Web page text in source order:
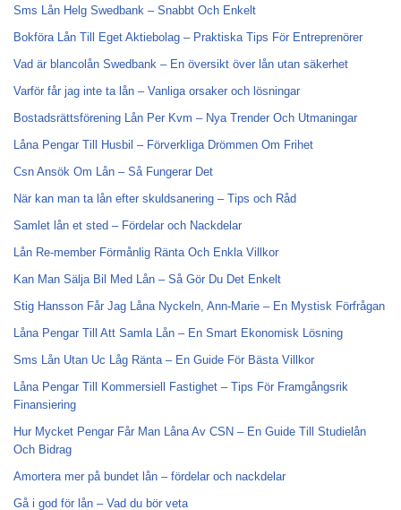
Sms Lån Helg Swedbank – Snabbt Och Enkelt
Bokföra Lån Till Eget Aktiebolag – Praktiska Tips För Entreprenörer
Vad är blancolån Swedbank – En översikt över lån utan säkerhet
Varför får jag inte ta lån – Vanliga orsaker och lösningar
Bostadsrättsförening Lån Per Kvm – Nya Trender Och Utmaningar
Låna Pengar Till Husbil – Förverkliga Drömmen Om Frihet
Csn Ansök Om Lån – Så Fungerar Det
När kan man ta lån efter skuldsanering – Tips och Råd
Samlet lån et sted – Fördelar och Nackdelar
Lån Re-member Förmånlig Ränta Och Enkla Villkor
Kan Man Sälja Bil Med Lån – Så Gör Du Det Enkelt
Stig Hansson Får Jag Låna Nyckeln, Ann-Marie – En Mystisk Förfrågan
Låna Pengar Till Att Samla Lån – En Smart Ekonomisk Lösning
Sms Lån Utan Uc Låg Ränta – En Guide För Bästa Villkor
Låna Pengar Till Kommersiell Fastighet – Tips För Framgångsrik
Finansiering
Hur Mycket Pengar Får Man Låna Av CSN – En Guide Till Studielån
Och Bidrag
Amortera mer på bundet lån – fördelar och nackdelar
Gå i god för lån – Vad du bör veta